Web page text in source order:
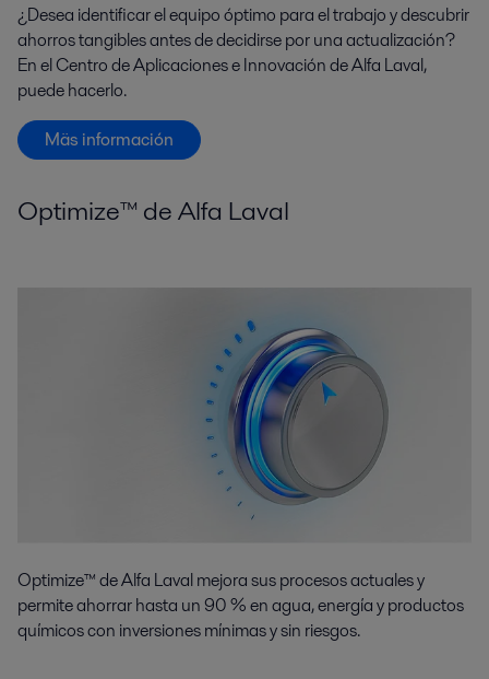
¿Desea identificar el equipo óptimo para el trabajo y descubrir
ahorros tangibles antes de decidirse por una actualización?
En el Centro de Aplicaciones e Innovación de Alfa Laval,
puede hacerlo.
Mäs información
Optimize™ de Alfa Laval
Optimize™ de Alfa Laval mejora sus procesos actuales y
permite ahorrar hasta un 90 % en agua, energía y productos
químicos con inversiones mínimas y sin riesgos.